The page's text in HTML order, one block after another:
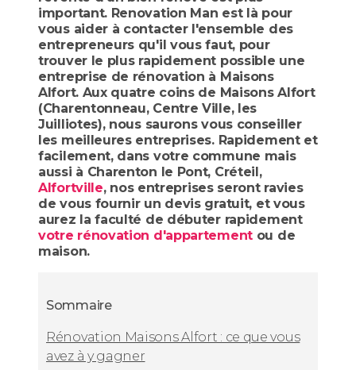
important. Renovation Man est là pour
vous aider à contacter l'ensemble des
entrepreneurs qu'il vous faut, pour
trouver le plus rapidement possible une
entreprise de rénovation à Maisons
Alfort. Aux quatre coins de Maisons Alfort
(Charentonneau, Centre Ville, les
Juilliotes), nous saurons vous conseiller
les meilleures entreprises. Rapidement et
facilement, dans votre commune mais
aussi à Charenton le Pont, Créteil,
Alfortville, nos entreprises seront ravies
de vous fournir un devis gratuit, et vous
aurez la faculté de débuter rapidement
votre rénovation d'appartement ou de
maison.
Sommaire
Rénovation Maisons Alfort : ce que vous
avez à y gagner